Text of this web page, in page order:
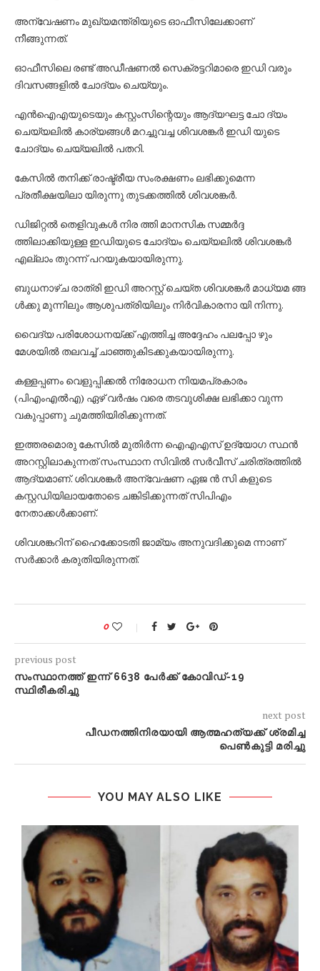
അന്വേഷണം മുഖ്യമന്ത്രിയുടെ ഓഫീസിലേക്കാണ്
നീങ്ങുന്നത്.
ഓഫീസിലെ രണ്ട് അഡീഷണല്‍ സെക്രട്ടറിമാരെ ഇഡി വരും
ദിവസങ്ങളില്‍ ചോദ്യം ചെയ്യും.
എന്‍ഐഎയുടെയും കസ്റ്റംസിന്റെയും ആദ്യഘട്ട ചോ ദ്യം
ചെയ്യലില്‍ കാര്യങ്ങള്‍ മറച്ചുവച്ച ശിവശങ്കര്‍ ഇഡി യുടെ
ചോദ്യം ചെയ്യലില്‍ പതറി.
കേസില്‍ തനിക്ക് രാഷ്ട്രീയ സംരക്ഷണം ലഭിക്കുമെന്ന
പ്രതീക്ഷയിലാ യിരുന്നു തുടക്കത്തില്‍ ശിവശങ്കര്‍.
ഡിജിറ്റല്‍ തെളിവുകള്‍ നിര ത്തി മാനസിക സമ്മര്‍ദ്ദ
ത്തിലാക്കിയുള്ള ഇഡിയുടെ ചോദ്യം ചെയ്യലില്‍ ശിവശങ്കര്‍
എല്ലാം തുറന്ന് പറയുകയായിരുന്നു.
ബുധനാഴ്ച രാത്രി ഇഡി അറസ്റ്റ് ചെയ്ത ശിവശങ്കര്‍ മാധ്യമ ങ്ങ
ള്‍ക്കു മുന്നിലും ആശുപത്രിയിലും നിര്‍വികാരനാ യി നിന്നു.
വൈദ്യ പരിശോധനയ്ക്ക് എത്തിച്ച അദ്ദേഹം പലപ്പോ ഴും
മേശയില്‍ തലവച്ച്‌ ചാഞ്ഞുകിടക്കുകയായിരുന്നു.
കള്ളപ്പണം വെളുപ്പിക്കല്‍ നിരോധന നിയമപ്രകാരം
(പിഎംഎല്‍എ) ഏഴ് വര്‍ഷം വരെ തടവുശിക്ഷ ലഭിക്കാ വുന്ന
വകുപ്പാണു ചുമത്തിയിരിക്കുന്നത്.
ഇത്തരമൊരു കേസില്‍ മുതിര്‍ന്ന ഐഎഎസ് ഉദ്യോഗ സ്ഥന്‍
അറസ്റ്റിലാകുന്നത് സംസ്ഥാന സിവില്‍ സര്‍വീസ് ചരിത്രത്തില്‍
ആദ്യമാണ്. ശിവശങ്കര്‍ അന്വേഷണ ഏജ ന്‍ സി കളുടെ
കസ്റ്റഡിയിലായതോടെ ചങ്കിടിക്കുന്നത് സിപിഎം
നേതാക്കള്‍ക്കാണ്.
ശിവശങ്കറിന് ഹൈക്കോടതി ജാമ്യം അനുവദിക്കുമെ ന്നാണ്
സര്‍ക്കാര്‍ കരുതിയിരുന്നത്.
0
previous post
സംസ്ഥാനത്ത് ഇന്ന് 6638 പേര്‍ക്ക് കോവിഡ്-19
സ്ഥിരീകരിച്ചു
next post
പീഡനത്തിനിരയായി ആത്മഹത്യക്ക് ശ്രമിച്ച
പെൺകുട്ടി മരിച്ചു
YOU MAY ALSO LIKE